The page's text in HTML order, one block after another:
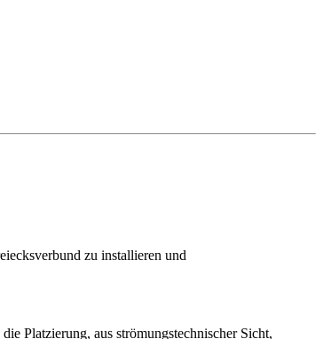
zu installieren und
Platzierung, aus strömungstechnischer Sicht,